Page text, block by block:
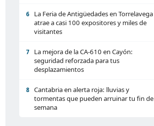
6
La Feria de Antigüedades en Torrelavega
atrae a casi 100 expositores y miles de
visitantes
7
La mejora de la CA-610 en Cayón:
seguridad reforzada para tus
desplazamientos
8
Cantabria en alerta roja: lluvias y
tormentas que pueden arruinar tu fin de
semana